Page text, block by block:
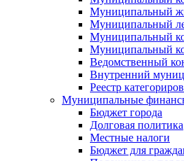
Муниципальный
Муниципальный
Муниципальный
Муниципальный
Ведомственный
Внутренний
Реестр
Муниципальные
Бюджет города
Долговая политика
Местные налоги
Бюджет для